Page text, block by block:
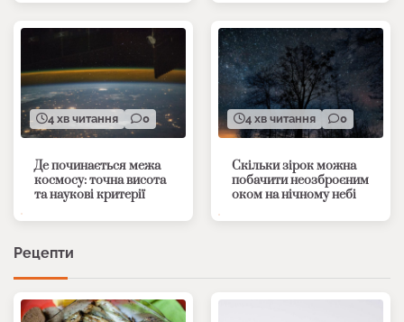
4 хв читання 0
Де починається межа
космосу: точна висота
та наукові критерії
4 хв читання 0
Скільки зірок можна
побачити неозброєним
оком на нічному небі
Рецепти